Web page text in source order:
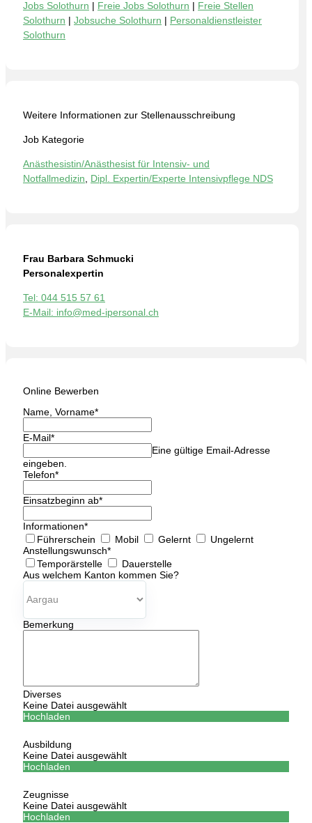
Jobs Solothurn | Freie Jobs Solothurn | Freie Stellen
Solothurn | Jobsuche Solothurn | Personaldienstleister
Solothurn
Weitere Informationen zur Stellenausschreibung
Job Kategorie
Anästhesistin/Anästhesist für Intensiv- und
Notfallmedizin
Dipl. Expertin/Experte Intensivpflege NDS
Frau Barbara Schmucki
Personalexpertin
Tel: 044 515 57 61
E-Mail: info@med-ipersonal.ch
Online Bewerben
Name, Vorname*
E-Mail*
Eine gültige Email-Adresse
eingeben.
Telefon*
Einsatzbeginn ab*
Informationen*
Führerschein
Mobil Gelernt
Ungelernt
Anstellungswunsch*
Temporärstelle
Dauerstelle
Aus welchem Kanton kommen Sie?
Bemerkung
Diverses
Keine Datei ausgewählt
Hochladen
Ausbildung
Keine Datei ausgewählt
Hochladen
Zeugnisse
Keine Datei ausgewählt
Hochladen